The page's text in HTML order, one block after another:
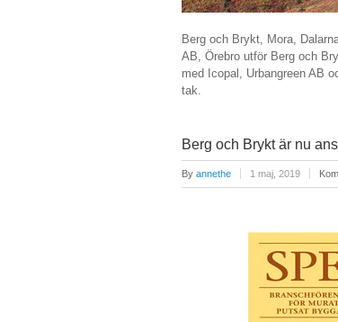
Berg och Brykt, Mora,
AB, Örebro utför Berg och
med Icopal, Urbangreen AB
tak.
Berg och Brykt är nu
By annethe 1 maj, 2019